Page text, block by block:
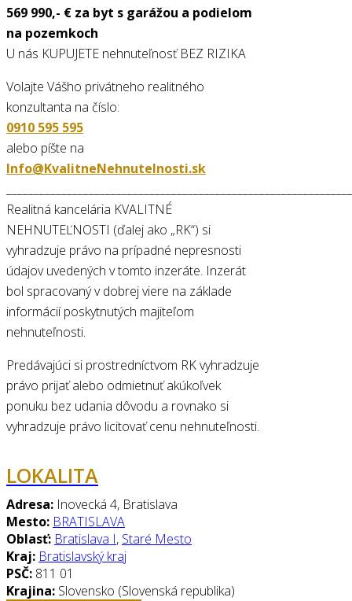
569 990,- € za byt s garážou a podielom
na pozemkoch
U nás KUPUJETE nehnuteľnosť BEZ RIZIKA
Volajte Vášho privátneho realitného
konzultanta na číslo:
0910 595 595
alebo píšte na
Info@KvalitneNehnutelnosti.sk
Realitná kancelária KVALITNÉ
NEHNUTEĽNOSTI (ďalej ako „RK“) si
vyhradzuje právo na prípadné nepresnosti
údajov uvedených v tomto inzeráte. Inzerát
bol spracovaný v dobrej viere na základe
informácií poskytnutých majiteľom
nehnuteľnosti.
Predávajúci si prostredníctvom RK vyhradzuje
právo prijať alebo odmietnuť akúkoľvek
ponuku bez udania dôvodu a rovnako si
vyhradzuje právo licitovať cenu nehnuteľnosti.
LOKALITA
Adresa: Inovecká 4, Bratislava
Mesto: BRATISLAVA
Oblasť: Bratislava I, Staré Mesto
Kraj: Bratislavský kraj
PSČ: 811 01
Krajina: Slovensko (Slovenská republika)